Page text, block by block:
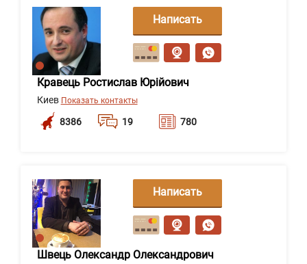
Кравець Ростислав Юрійович
Киев Показать контакты
8386 19 780
Написать
сообщение
Швець Олександр Олександрович
Написать
сообщение